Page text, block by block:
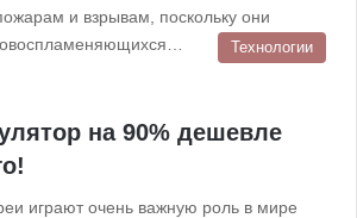
и взрывам, поскольку они
Технологии
на 90% дешевле
играют очень важную роль в мире